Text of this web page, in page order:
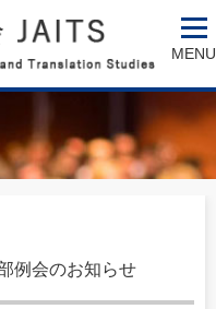
MENU
例会のお知らせ